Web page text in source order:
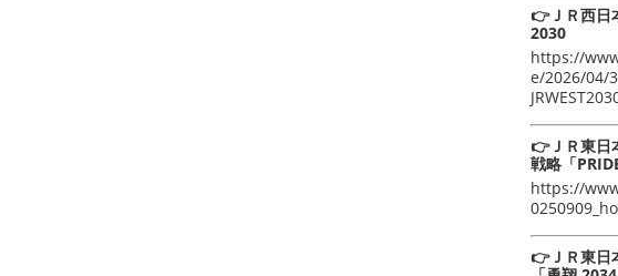
👉ＪＲ西日
2030
https://
e/2026/04/
👉ＪＲ東日
戦略「
https://
👉ＪＲ東日